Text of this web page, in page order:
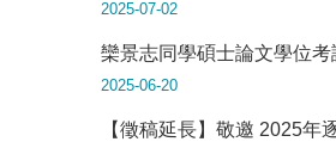
2025-07-02
欒景志同學碩士論文學位考
2025-06-20
【徵稿延長】敬邀 2025